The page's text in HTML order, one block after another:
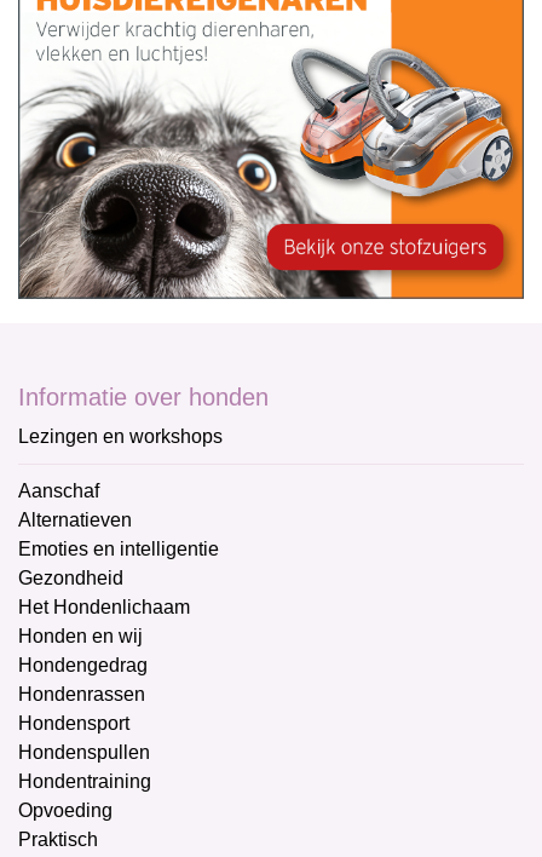
Informatie over honden
Lezingen en workshops
Aanschaf
Alternatieven
Emoties en intelligentie
Gezondheid
Het Hondenlichaam
Honden en wij
Hondengedrag
Hondenrassen
Hondensport
Hondenspullen
Hondentraining
Opvoeding
Praktisch